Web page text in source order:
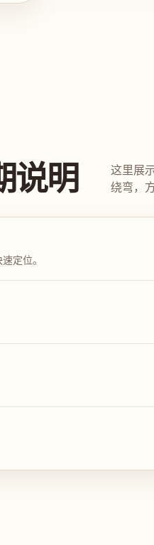
说明
这里展
绕弯，
定位。